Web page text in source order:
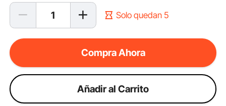
Solo quedan 5
Compra Ahora
Añadir al Carrito